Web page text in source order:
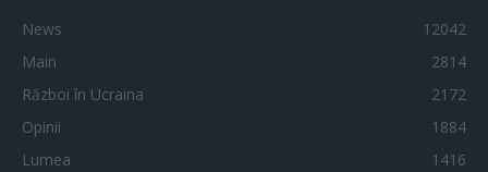
News
12042
Main
2814
Război în Ucraina
2172
Opinii
1884
Lumea
1416